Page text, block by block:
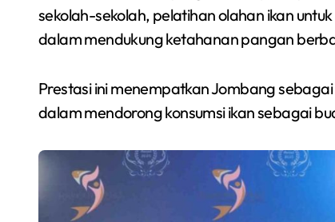
sekolah-sekolah, pelatihan olahan ikan
dalam mendukung ketahanan pangan
Prestasi ini menempatkan Jombang
dalam mendorong konsumsi ikan sebagai